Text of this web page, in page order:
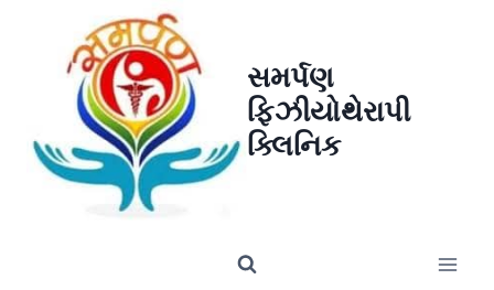
સમર્પણ
ફિઝીયોથેરાપી
ક્લિનિક